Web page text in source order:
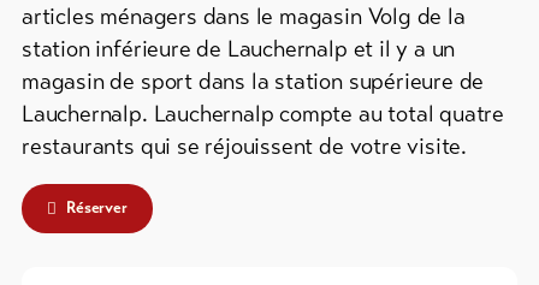
Forfaits
VTT
Bons
cadeau
Souvenirs
articles ménagers dans le magasin Volg de la
station inférieure de Lauchernalp et il y a un
magasin de sport dans la station supérieure de
Lauchernalp. Lauchernalp compte au total quatre
restaurants qui se réjouissent de votre visite.
Réserver